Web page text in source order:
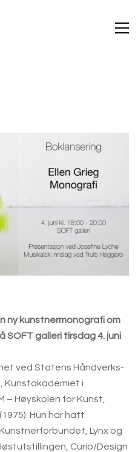
ny kunstnermonografi om
SOFT galleri tirsdag 4. juni
ved Statens Håndverks-
Kunstakademiet i
– Høyskolen for Kunst,
Hun har hatt
Lynx og
Curio/Design